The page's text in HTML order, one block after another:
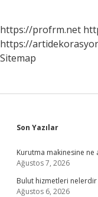
https://profrm.net
https://
Sitemap
Sidebar
Son Yazılar
Kurutma makinesine ne
Ağustos 7, 2026
Bulut hizmetleri nelerdir
Ağustos 6, 2026